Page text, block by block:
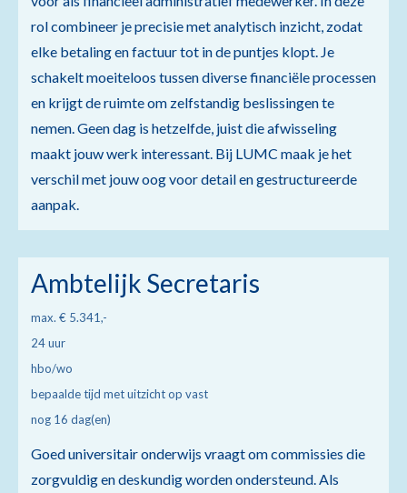
rol combineer je precisie met analytisch inzicht, zodat
elke betaling en factuur tot in de puntjes klopt. Je
schakelt moeiteloos tussen diverse financiële processen
en krijgt de ruimte om zelfstandig beslissingen te
nemen. Geen dag is hetzelfde, juist die afwisseling
maakt jouw werk interessant. Bij LUMC maak je het
verschil met jouw oog voor detail en gestructureerde
aanpak.
Ambtelijk Secretaris
max. € 5.341,-
24 uur
hbo/wo
bepaalde tijd met uitzicht op vast
nog 16 dag(en)
Goed universitair onderwijs vraagt om commissies die
zorgvuldig en deskundig worden ondersteund. Als